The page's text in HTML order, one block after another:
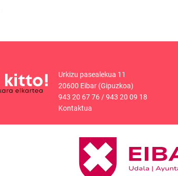
Urkizu pasealekua 11
20600 Eibar (Gipuzkoa)
943 20 67 76/943 20 09 18
Kontaktua